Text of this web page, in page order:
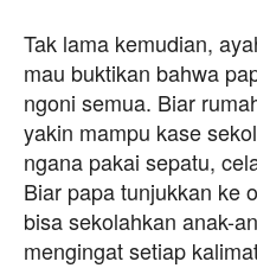
Tak lama kemudian,
mau buktikan bahwa
ngoni semua. Biar
yakin mampu kase
ngana pakai sepatu,
Biar papa tunjukkan ke
bisa sekolahkan anak-
mengingat setiap